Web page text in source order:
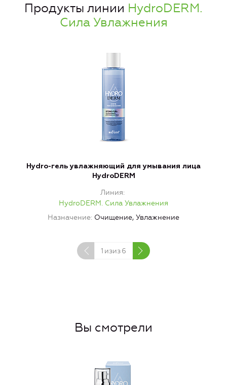
Продукты линии HydroDERM.
Сила Увлажнения
Hydro-гель увлажняющий для умывания лица
HydroDERM
Линия
HydroDERM. Сила Увлажнения
Назначение Очищение, Увлажнение
1 изиз6
Вы смотрели